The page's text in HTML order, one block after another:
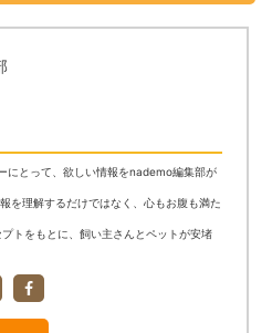
にとって、欲しい情報をnademo編集部が
を理解するだけではなく、心もお腹も満た
トをもとに、飼い主さんとペットが安堵